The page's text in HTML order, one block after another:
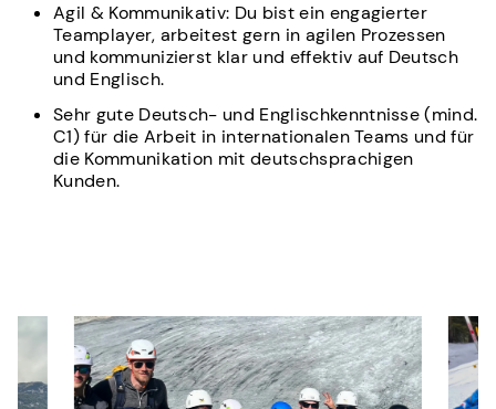
Agil & Kommunikativ: Du bist ein engagierter
Teamplayer, arbeitest gern in agilen Prozessen
und kommunizierst klar und effektiv auf Deutsch
und Englisch.
Sehr gute Deutsch- und Englischkenntnisse (mind.
C1) für die Arbeit in internationalen Teams und für
die Kommunikation mit deutschsprachigen
Kunden.